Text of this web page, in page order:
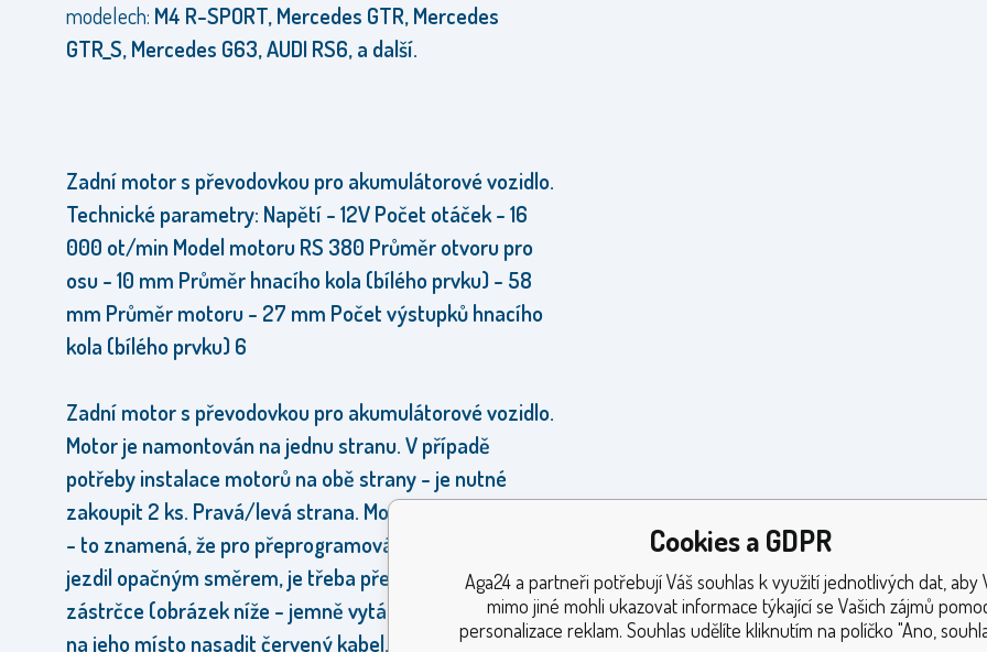
modelech: M4 R-SPORT, Mercedes GTR, Mercedes
GTR_S, Mercedes G63, AUDI RS6, a další.
Zadní motor s převodovkou pro akumulátorové vozidlo.
Technické parametry: Napětí - 12VPočet otáček - 16
000 ot/min Model motoru RS 380 Průměr otvoru pro
osu - 10 mm Průměr hnacího kola (bílého prvku) - 58
mm Průměr motoru - 27 mm Počet výstupků hnacího
kola (bílého prvku) 6
Zadní motor s převodovkou pro akumulátorové vozidlo.
Motor je namontován na jednu stranu.V případě
potřeby instalace motorů na obě strany - je nutné
zakoupit 2 ks. Pravá/levá strana. Motor je obousměrný
- to znamená, že pro přeprogramování motoru, aby
jezdil opačným směrem, je třeba přehodit kabely v bílé
zástrčce (obrázek níže - jemně vytáhnout černý kabel a
na jeho místo nasadit červený kabel, a na místo
Cookies a GDPR
Aga24 a partneři potřebují Váš souhlas k využití jednotlivých dat, aby
mimo jiné mohli ukazovat informace týkající se Vašich zájmů
personalizace reklam. Souhlas udělíte kliknutím na políčko "Ano,